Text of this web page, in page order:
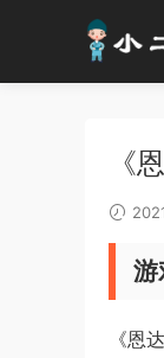
《
游
《恩